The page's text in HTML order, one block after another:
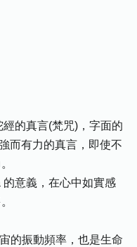
的真言(梵咒)，字面的
而有力的真言，即使不
意義，在心中如實感
的振動頻率，也是生命